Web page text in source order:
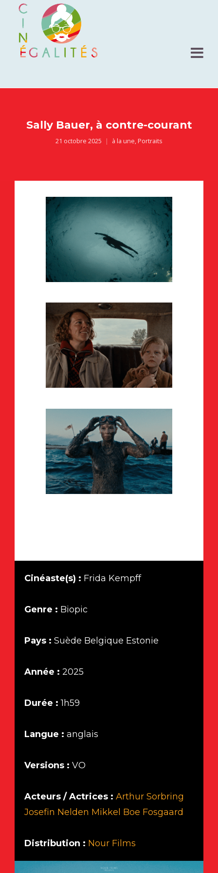
Sally Bauer, à contre-courant
21 octobre 2025 à la une,Portraits
Cinéaste(s) : Frida Kempff
Genre : Biopic
Pays : Suède Belgique Estonie
Année : 2025
Durée :1h59
Langue : anglais
Versions : VO
Acteurs / Actrices : Arthur Sorbring
Josefin Nelden Mikkel Boe Fosgaard
Distribution : Nour Films